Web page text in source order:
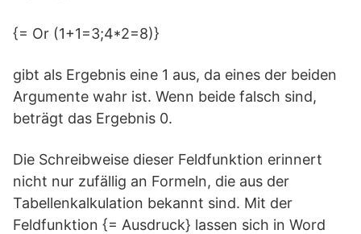
{= Or (1+1=3;4*2=8)}
gibt als Ergebnis eine 1 aus, da eines der beiden
Argumente wahr ist. Wenn beide falsch sind,
beträgt das Ergebnis 0.
Die Schreibweise dieser Feldfunktion erinnert
nicht nur zufällig an Formeln, die aus der
Tabellenkalkulation bekannt sind. Mit der
Feldfunktion {= Ausdruck} lassen sich in Word